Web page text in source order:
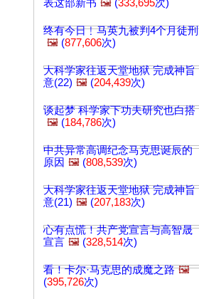
表这部新书 🖼️ (333,695次)
终有今日﹗马英九被判4个月徒刑
🖼️ (877,606次)
大科学家往返天堂地狱 完成神旨
意(22) 🖼️ (204,439次)
谈起梦 科学家下功夫研究也白搭
🖼️ (184,786次)
中共异常高调纪念马克思诞辰的
原因 🖼️ (808,539次)
大科学家往返天堂地狱 完成神旨
意(21) 🖼️ (207,183次)
心有点慌！共产党宣言与高智晟
宣言 🖼️ (328,514次)
看！卡尔·马克思的成魔之路 🖼️
(395,726次)